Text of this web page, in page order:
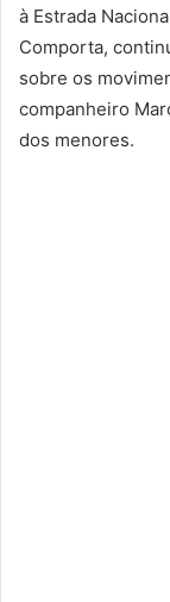
à Estrada
Comporta,
sobre os
companheiro
dos menores.